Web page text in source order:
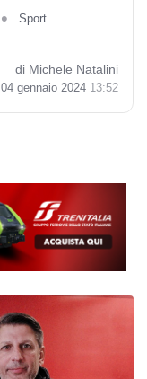
Sport
di Michele Natalini
04 gennaio 2024 13:52